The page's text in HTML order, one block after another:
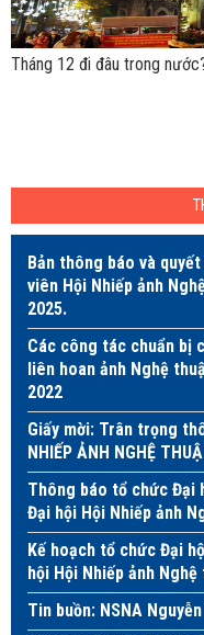
Tháng 12 đi đâu trong
Bản thông báo và
viên Hội Nhiếp ảnh
2025.
Các công tác chuẩn bị
liên hoan ảnh Nghệ
2022
Giấy mời: Trân trọng
NHIẾP ẢNH NGHỆ
Thông báo tổ chức Đại
Đại hội Hội Nhiếp ảnh
Kế hoạch tổ chức Đại
hội Hội Nhiếp ảnh
Tin buồn: NSNA